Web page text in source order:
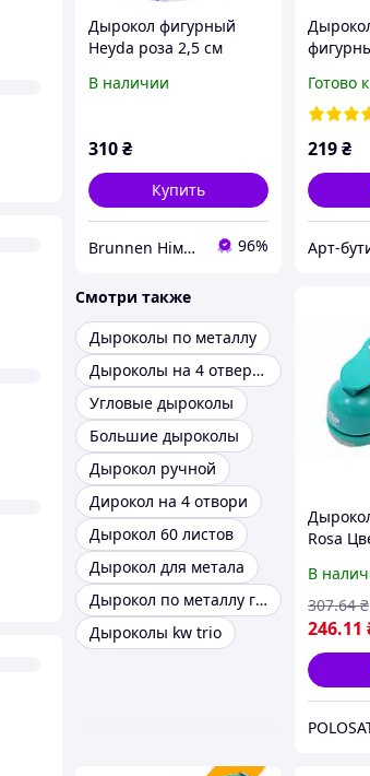
Дырокол фигурный
Heyda роза 2,5 см
В наличии
310₴
Купить
Brunnen Німеччина, шкільні та канцелярські товари 96%
Готово
219₴
Смотри также
Дыроколы по металлу
Дыроколы на 4 отверстия
Угловые дыроколы
Большие дыроколы
Дырокол ручной
Дирокол на 4 отвори
Дырокол 60 листов
Дырокол для метала
Дырокол по металлу гидравлический
Дыроколы kw trio
Rosa
В
246.11
307.64 ₴